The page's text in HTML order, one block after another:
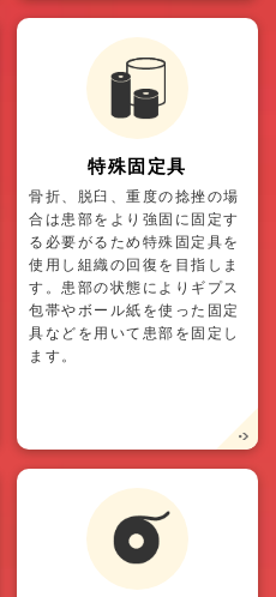
特殊固定具
骨折、脱臼、重度の捻挫の場
合は患部をより強固に固定す
る必要がるため特殊固定具を
使用し組織の回復を目指しま
す。患部の状態によりギプス
包帯やボール紙を使った固定
具などを用いて患部を固定し
ます。